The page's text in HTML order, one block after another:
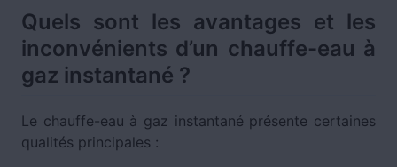
Quels sont les avantages et les
inconvénients d’un chauffe-eau à
gaz instantané ?
Le chauffe-eau à gaz instantané présente certaines
qualités principales :